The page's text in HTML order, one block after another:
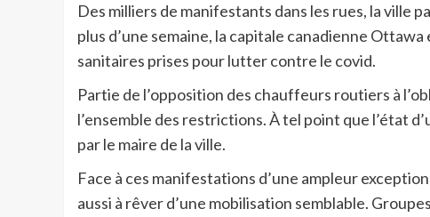
Des milliers de manifestants dans les rues, la ville
plus d’une semaine, la capitale canadienne
sanitaires prises pour lutter contre le covid.
Partie de l’opposition des chauffeurs routiers à
l’ensemble des restrictions. À tel point que l’état
par le maire de la ville.
Face à ces manifestations d’une ampleur
aussi à rêver d’une mobilisation semblable.